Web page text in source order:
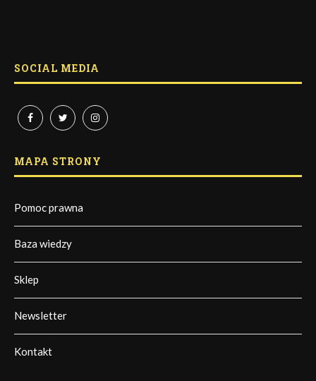
SOCIAL MEDIA
MAPA STRONY
Pomoc prawna
Baza wiedzy
Sklep
Newsletter
Kontakt